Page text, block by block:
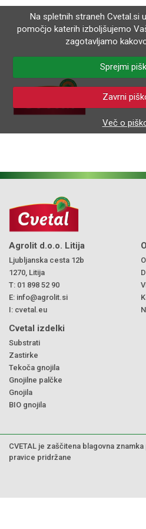
Na spletnih straneh Cvetal.si
pomočjo katerih izboljšujemo
zagotavljamo
Sprejmi
Zavrni
Več o
Agrolit d.o.o. Litija
Ljubljanska cesta 12b
1270, Litija
T: 01 898 52 90
E: info@agrolit.si
I: cvetal.eu
Cvetal izdelki
Substrati
Zastirke
Tekoča gnojila
Gnojilne palčke
Gnojila
BIO gnojila
CVETAL je zaščitena blagovna
pravice pridržane